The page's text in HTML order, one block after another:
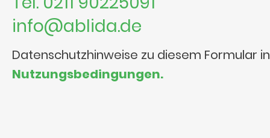
info@ablida.de
Datenschutzhinweise zu diesem Formular
Nutzungsbedingungen.